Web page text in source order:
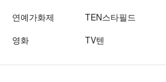
연예가화제 TEN스타필드
영화
TV텐